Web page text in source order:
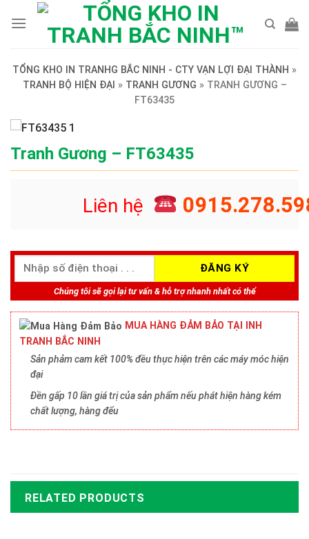
TỔNG KHO IN TRANHG BẮC NINH - CTY VẠN LỢI ĐẠI THÀNH »
TRANH BỘ HIỆN ĐẠI » TRANH GƯƠNG » TRANH GƯƠNG –
FT63435
Tranh Gương – FT63435
Liên hệ
Chúng tôi sẽ gọi lại tư vấn & hỗ trợ nhanh nhất có thể
MUA HÀNG ĐẢM BẢO TẠI INH
TRANH BẮC NINH
Sản phảm cam kết 100% đều thực hiện trên các máy móc hiện
đại
Đền gấp 10 lần giá trị của sản phẩm nếu phát hiện hàng kém
chất lượng, hàng đểu
RELATED PRODUCTS